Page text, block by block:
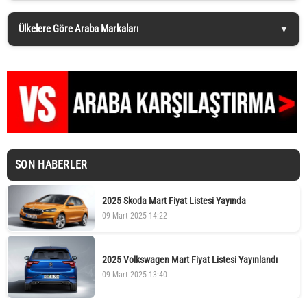
Ülkelere Göre Araba Markaları
SON HABERLER
2025 Skoda Mart Fiyat Listesi Yayında
09 Mart 2025 14:22
2025 Volkswagen Mart Fiyat Listesi Yayınlandı
09 Mart 2025 13:40